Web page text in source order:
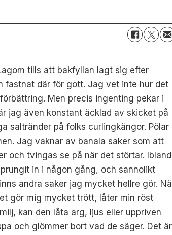
tills att bakfyllan lagt sig efter
fastnat där för gott. Jag vet inte hur det
Men precis ingenting pekar i
jag även konstant äcklad av skicket på
saltränder på folks curlingkängor. Pölar
Jag vaknar av banala saker som att
och tvingas se på när det störtar. Ibland
in i någon gång, och sannolikt
andra saker jag mycket hellre gör.
gör mig mycket trött, låter min röst
kan den låta arg, ljus eller uppriven
och glömmer bort vad de säger. Det är